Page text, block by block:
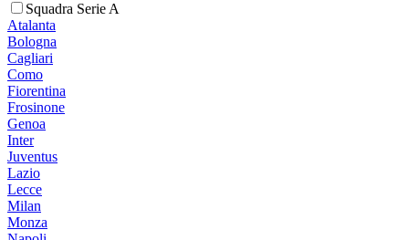
Squadra Serie A
Atalanta
Bologna
Cagliari
Como
Fiorentina
Frosinone
Genoa
Inter
Juventus
Lazio
Lecce
Milan
Monza